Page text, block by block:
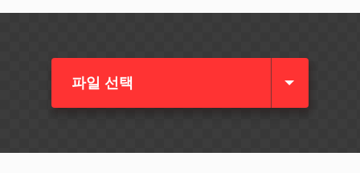
파일 선택